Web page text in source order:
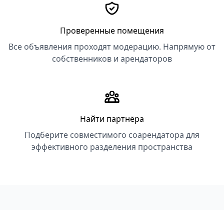
Проверенные помещения
Все объявления проходят модерацию. Напрямую от
собственников и арендаторов
Найти партнёра
Подберите совместимого соарендатора для
эффективного разделения пространства